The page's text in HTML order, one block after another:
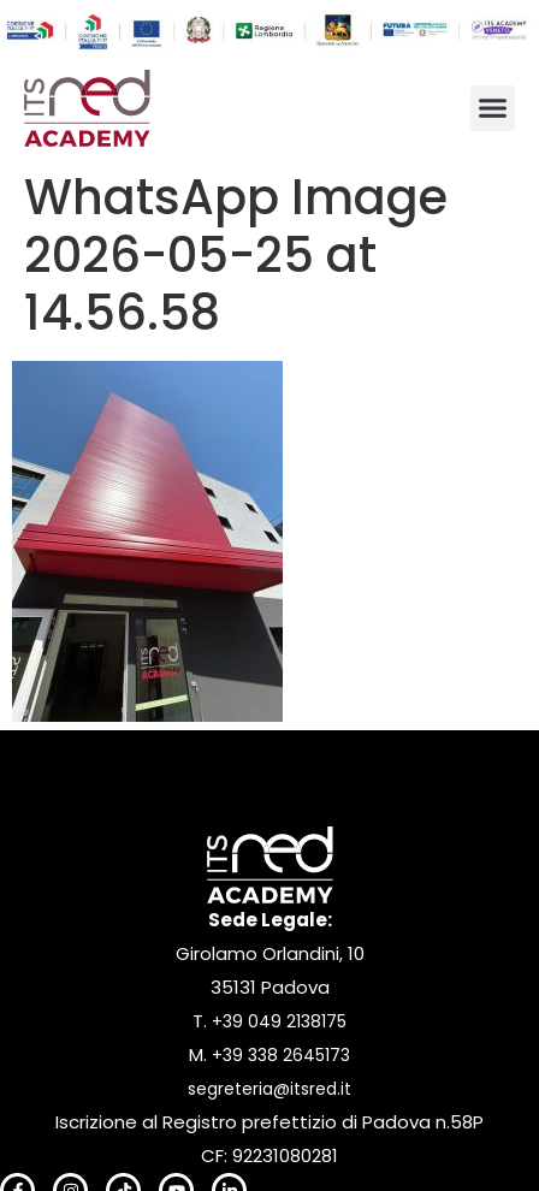
WhatsApp Image
2026-05-25 at
14.56.58
Sede Legale:
Girolamo Orlandini, 10
35131 Padova
T. +39 049 2138175
M. +39 338 2645173
segreteria@itsred.it
Iscrizione al Registro prefettizio di Padova n.58P
CF: 92231080281